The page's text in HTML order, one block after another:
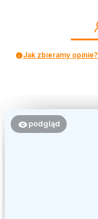
Jak zbieramy opinie?
podgląd